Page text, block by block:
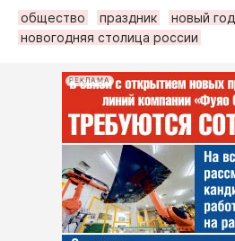
общество
праздник
новый год
новогодняя столица россии
РЕКЛАМА